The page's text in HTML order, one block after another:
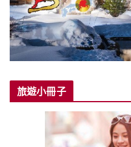
旅遊小冊子